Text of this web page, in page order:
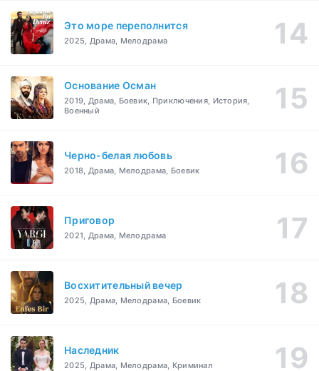
Это море переполнится
2025, Драма, Мелодрама
Основание Осман
2019, Драма, Боевик, Приключения, История,
Военный
Черно-белая любовь
2018, Драма, Мелодрама, Боевик
Приговор
2021, Драма, Мелодрама
Восхитительный вечер
2025, Драма, Мелодрама, Боевик
Наследник
2025, Драма, Мелодрама, Криминал